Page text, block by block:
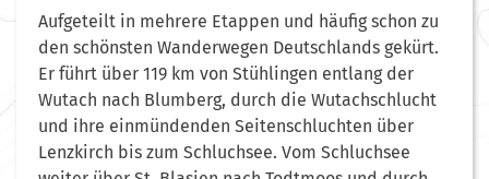
Aufgeteilt in mehrere Etappen und häufig schon zu
den schönsten Wanderwegen Deutschlands gekürt.
Er führt über 119 km von Stühlingen entlang der
Wutach nach Blumberg, durch die Wutachschlucht
und ihre einmündenden Seitenschluchten über
Lenzkirch bis zum Schluchsee. Vom Schluchsee